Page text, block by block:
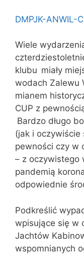
DMPJK-ANWIL-
Wiele
klubu miały
wodach Zalewu
mianem
CUP z
Bardzo długo
(jak i oczywiście
pewności czy w
– z oczywistego
pandemią
odpowiednie
Podkreślić
wpisujące się w
Jachtów
wspomnianych